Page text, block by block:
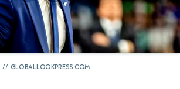
GLOBALLOOKPRESS.COM